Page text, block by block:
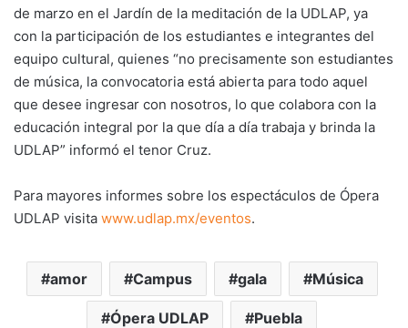
de marzo en el Jardín de la meditación de la UDLAP, ya
con la participación de los estudiantes e integrantes del
equipo cultural, quienes “no precisamente son estudiantes
de música, la convocatoria está abierta para todo aquel
que desee ingresar con nosotros, lo que colabora con la
educación integral por la que día a día trabaja y brinda la
UDLAP” informó el tenor Cruz.
Para mayores informes sobre los espectáculos de Ópera
UDLAP visita www.udlap.mx/eventos.
amor Campus gala Música
Ópera UDLAP Puebla